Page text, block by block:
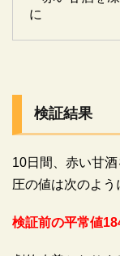
に
検証結果
10日間、赤い甘
圧の値は次のよう
検証前の平常値